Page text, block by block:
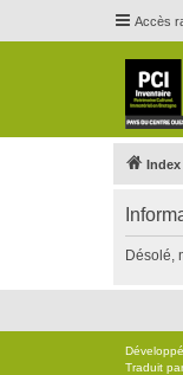
Accès
Désolé,
Traduit